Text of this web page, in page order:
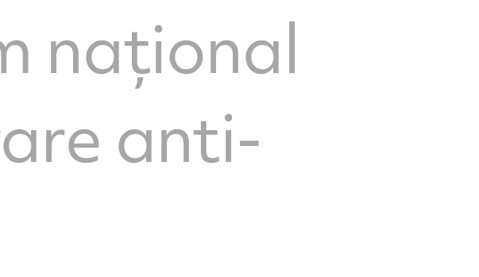
național
anti-